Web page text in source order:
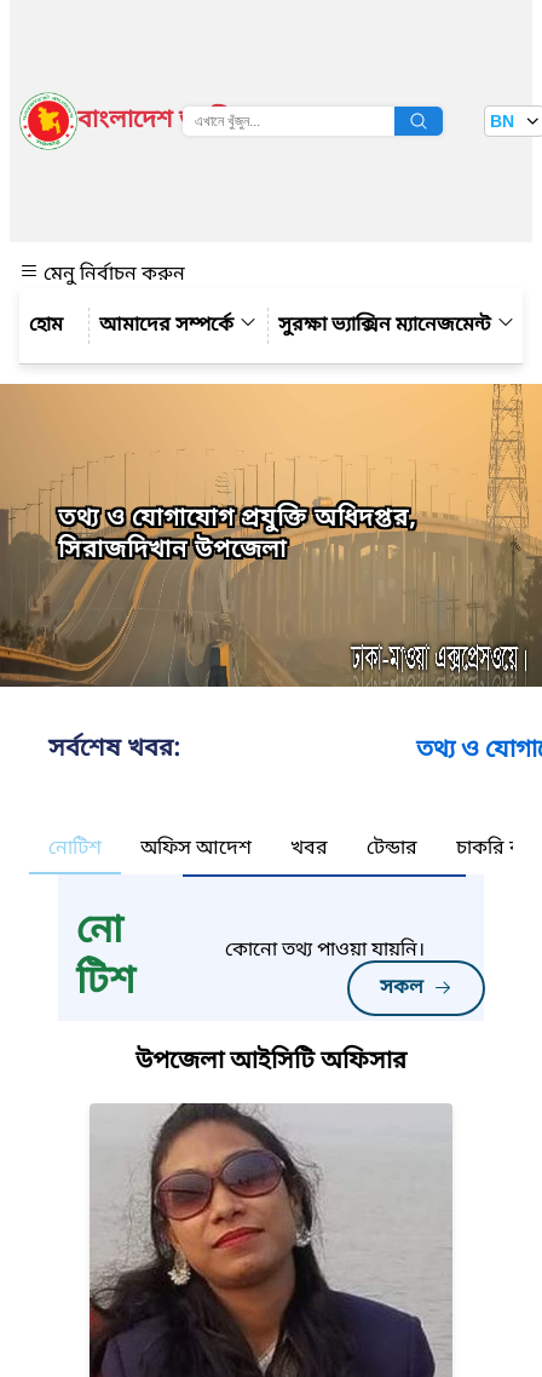
বাংলাদেশ জাতীয় তথ্য বাতায়ন BN
মেনু নির্বাচন করুন
আমাদের সম্পর্কে
সুরক্ষা ভ্যাক্সিন ম্যানেজমেন্ট
তথ্য ও যোগাযোগ প্রযুক্তি অধিদপ্তর,
সিরাজদিখান উপজেলা
সর্বশেষ খবর: তথ্য ও
নোটিশ অফিস আদেশ খবর টেন্ডার চাকরি
নো
টিশ
সকল
কোনো তথ্য পাওয়া যায়নি।
উপজেলা আইসিটি অফিসার